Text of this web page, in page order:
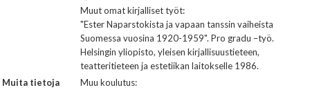
Muut omat kirjalliset työt:
"Ester Naparstokista ja vapaan tanssin vaiheista
Suomessa vuosina 1920-1959". Pro gradu –työ.
Helsingin yliopisto, yleisen kirjallisuustieteen,
teatteritieteen ja estetiikan laitokselle 1986.
Muita tietoja
Muu koulutus: